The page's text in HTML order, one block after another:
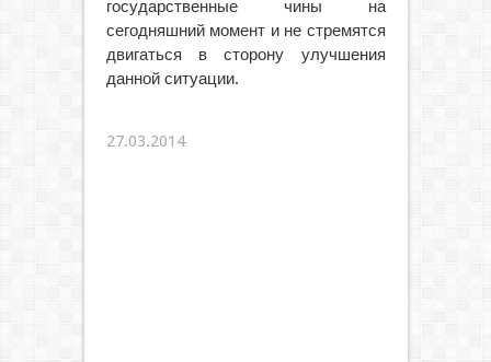
государственные чины на
сегодняшний момент и не стремятся
двигаться в сторону улучшения
данной ситуации.
27.03.2014